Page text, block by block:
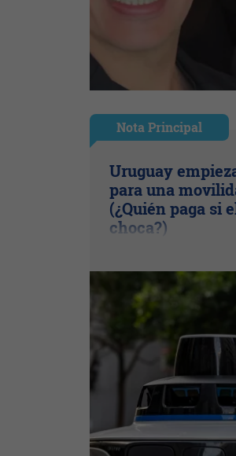
Nota Principal
Uruguay
para una
(¿Quién paga si
choca?)